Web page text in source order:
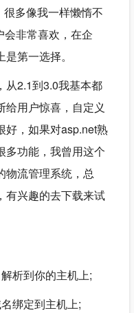
多像我一样懒惰不
会非常喜欢，在企
第一选择。
从2.1到3.0我基本都
给用户惊喜，自定义
好，如果对asp.net熟
多功能，我曾用这个
物流管理系统，总
有兴趣的去下载来试
析到你的主机上;
绑定到主机上;